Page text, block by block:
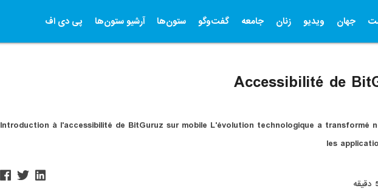
جهان ویدیو زنان جامعه گفت‌وگو ستون‌ها آرشیو ستون‌ها پی دی اف
Accessibilité de
Introduction à l'accessibilité de BitGuruz sur mobile L'évolution technologique a transformé
les